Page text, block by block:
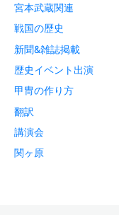
宮本武蔵関連
戦国の歴史
新聞&雑誌掲載
歴史イベント出演
甲冑の作り方
翻訳
講演会
関ヶ原